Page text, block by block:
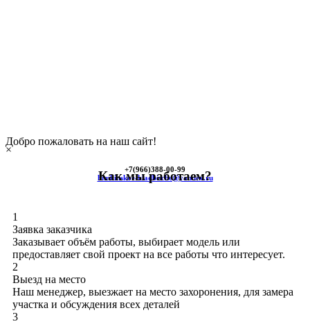
Добро пожаловать на наш сайт!
+7(966)388-00-99
himkinskoe-kladbische@yandex.ru
×
Как мы работаем?
1
Заявка заказчика
Заказывает объём работы, выбирает модель или
предоставляет свой проект на все работы что интересует.
2
Выезд на место
Наш менеджер, выезжает на место захоронения, для замера
участка и обсуждения всех деталей
3